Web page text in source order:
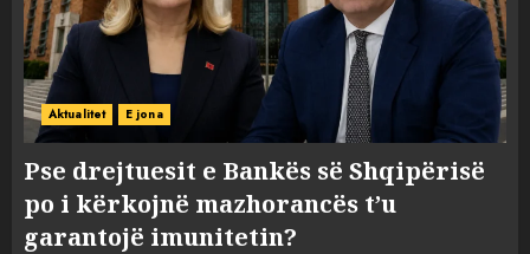
Aktualitet E jona
Pse drejtuesit e Bankës së Shqipërisë
po i kërkojnë mazhorancës t’u
garantojë imunitetin?